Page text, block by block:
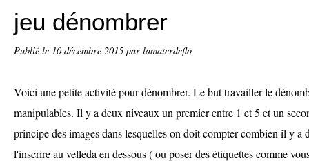
jeu dénombrer
Publié le 10 décembre 2015 par lamaterdeflo
Voici une petite activité pour dénombrer. Le but travailler le
manipulables. Il y a deux niveaux un premier entre 1 et 5 et un
principe des images dans lesquelles on doit compter combien il y a
l'inscrire au velleda en dessous ( ou poser des étiquettes comme